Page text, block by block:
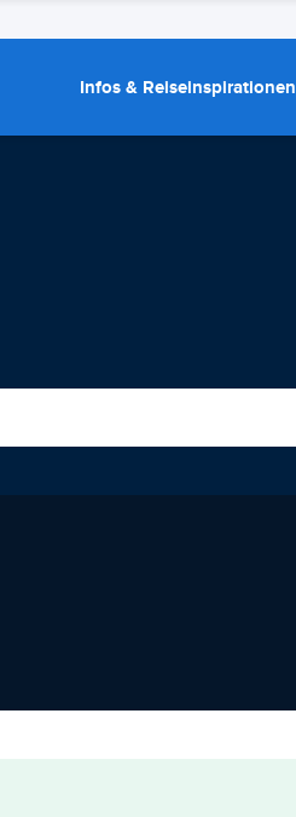
Infos & Reiseinspirationen